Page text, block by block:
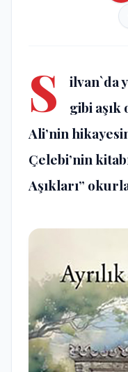
S
ilvan`da
gibi aşık
Ali’nin
Çelebi’nin
Aşıkları”